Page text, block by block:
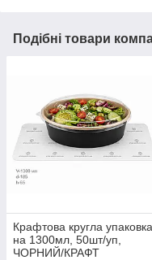
Подібні товари
Крафтова кругла упаковка
на 1300мл, 50шт/уп,
ЧОРНИЙ/КРАФТ